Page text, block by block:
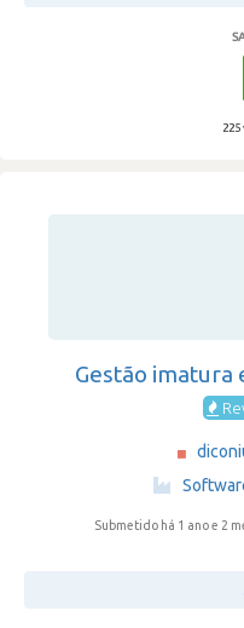
Gestão imatura
Submetido há 1 ano e 2